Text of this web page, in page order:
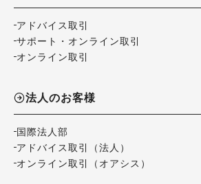
アドバイス取引
サポート・オンライン取引
オンライン取引
法人のお客様
国際法人部
アドバイス取引（法人）
オンライン取引（オアシス）